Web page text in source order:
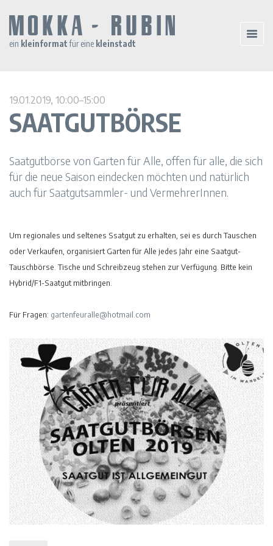
ein kleinformatfür eine kleinstadt
19.01.2019, 10:00–15:00
SAATGUTBÖRSE
Saatgutbörse von Garten für Alle, offen für alle, die sich
für die neue Saison eindecken möchten und natürlich
auch für Saatgutsammler- und VermehrerInnen.
Um regionales und seltenes Ssatgut zu erhalten, sei es durch Tauschen
oder Verkaufen, organisiert Garten für Alle jedes Jahr eine Saatgut-
Tauschbörse. Tische und Schreibzeug stehen zur Verfügung. Bitte kein
Hybrid/F1-Saatgut mitbringen.
Für Fragen: gartenfeuralle@hotmail.com